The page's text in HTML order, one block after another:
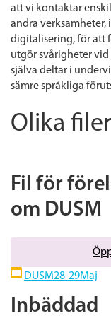
att vi kontaktar
andra
digitalisering, för att
utgör svårigheter vid
själva deltar i
sämre språkliga
Olika filer
Fil för
om DUSM
DUSM28-29Maj
Inbäddad